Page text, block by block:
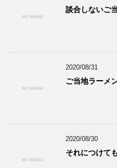
談合しないご
2020/08/31
ご当地ラーメ
2020/08/30
それにつけて